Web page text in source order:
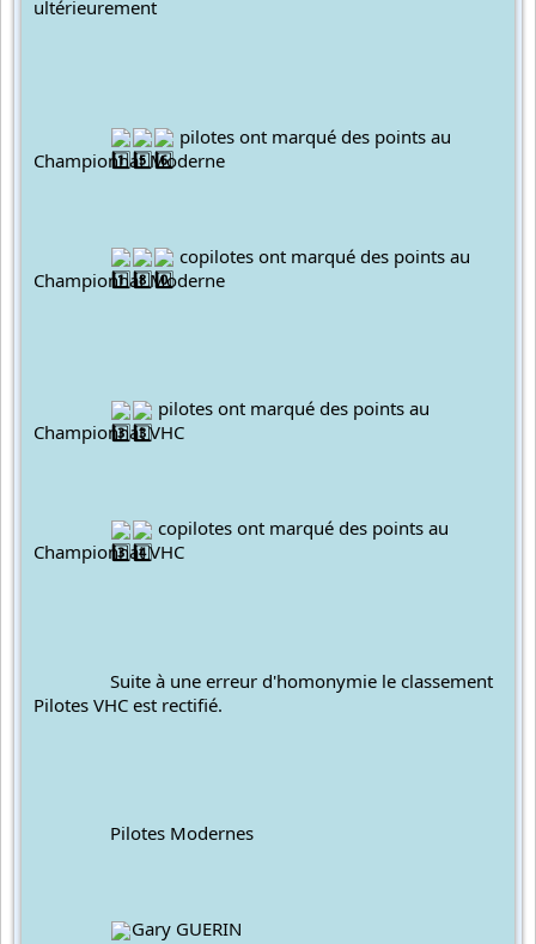
ultérieurement
pilotes ont marqué des points au
Championnat Moderne
copilotes ont marqué des points au
Championnat Moderne
pilotes ont marqué des points au
Championnat VHC
copilotes ont marqué des points au
Championnat VHC
Pilotes VHC est rectifié.
		Pilotes Modernes
Gary GUERIN